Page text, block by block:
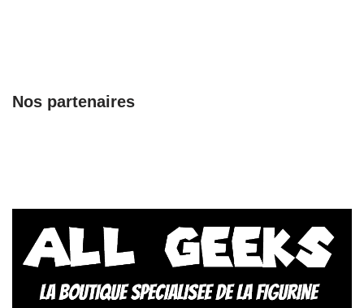
Nos partenaires